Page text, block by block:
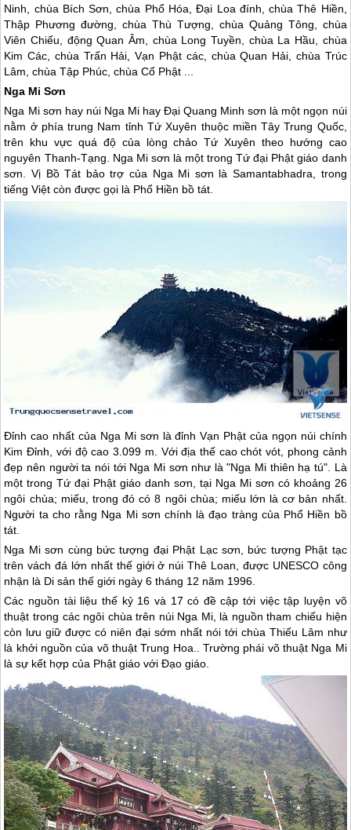
Ninh, chùa Bích Sơn, chùa Phổ Hóa, Đại Loa đính, chùa Thê Hiền,
Thập Phương đường, chùa Thù Tượng, chùa Quảng Tông, chùa
Viên Chiếu, động Quan Âm, chùa Long Tuyền, chùa La Hầu, chùa
Kim Các, chùa Trấn Hải, Vạn Phật các, chùa Quan Hải, chùa Trúc
Lâm, chùa Tập Phúc, chùa Cổ Phật ...
Nga Mi Sơn
Nga Mi sơn hay núi Nga Mi hay Đại Quang Minh sơn là một ngọn núi
nằm ở phía trung Nam tỉnh Tứ Xuyên thuộc miền TâyTrung Quốc,
trên khu vực quá độ của lòng chảo Tứ Xuyên theo hướng cao
nguyên Thanh-Tạng. Nga Mi sơn là một trong Tứ đại Phật giáo danh
sơn. Vị Bồ Tát bảo trợ của Nga Mi sơn là Samantabhadra, trong
tiếng Việt còn được gọi là Phổ Hiền bồ tát.
Đỉnh cao nhất của Nga Mi sơn là đỉnh Vạn Phật của ngọn núi chính
Kim Đỉnh, với độ cao 3.099 m. Với địa thế cao chót vót, phong cảnh
đẹp nên người ta nói tới Nga Mi sơn như là "Nga Mi thiên hạ tú". Là
một trong Tứ đại Phật giáo danh sơn, tại Nga Mi sơn có khoảng 26
ngôi chùa; miếu, trong đó có 8 ngôi chùa; miếu lớn là cơ bản nhất.
Người ta cho rằng Nga Mi sơn chính là đạo tràng của Phổ Hiền bồ
tát.
Nga Mi sơn cùng bức tượng đại Phật Lạc sơn, bức tượng Phật tạc
trên vách đá lớn nhất thế giới ở núi Thê Loan, được UNESCO công
nhận là Di sản thế giới ngày 6 tháng 12 năm 1996.
Các nguồn tài liệu thế kỷ 16 và 17 có đề cập tới việc tập luyện võ
thuật trong các ngôi chùa trên núi Nga Mi, là nguồn tham chiếu hiện
còn lưu giữ được có niên đại sớm nhất nói tới chùa Thiếu Lâm như
là khởi nguồn của võ thuật Trung Hoa.. Trường phái võ thuật Nga Mi
là sự kết hợp của Phật giáo với Đạo giáo.